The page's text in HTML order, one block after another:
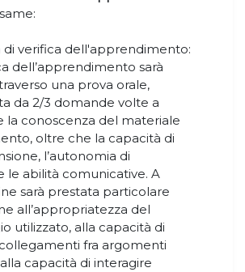
di verifica dell'apprendimento:
dell’apprendimento sarà
una prova orale,
da 2/3 domande volte a
la conoscenza del materiale
oltre che la capacità di
l’autonomia di
le abilità comunicative. A
sarà prestata particolare
all’appropriatezza del
utilizzato, alla capacità di
fra argomenti
capacità di interagire